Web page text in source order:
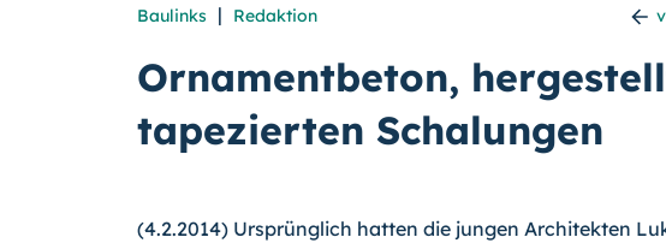
Baulinks | Redaktion
Ornamentbeton,
tapezierten Schalungen
(4.2.2014) Ursprünglich hatten die jungen Architekten